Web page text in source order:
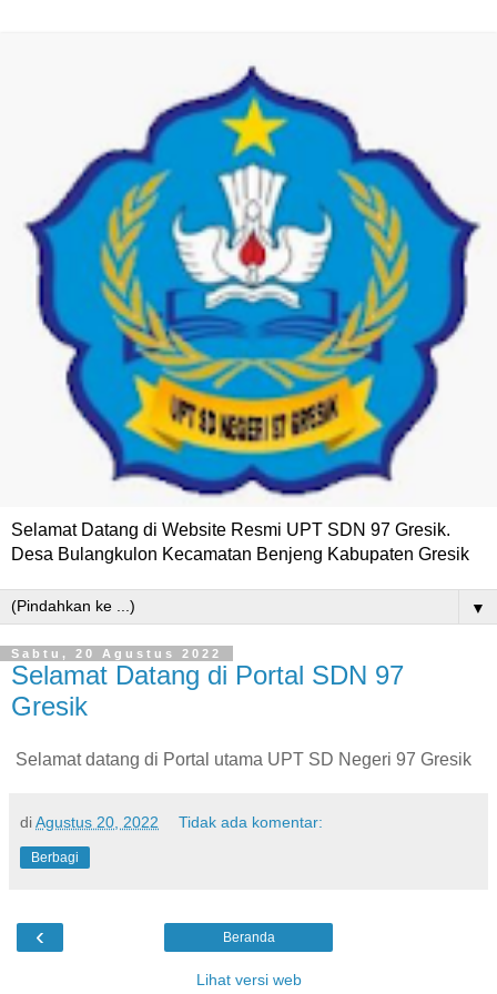
Selamat Datang di Website Resmi UPT SDN 97 Gresik.
Desa Bulangkulon Kecamatan Benjeng Kabupaten Gresik
▼
Sabtu, 20 Agustus 2022
Selamat Datang di Portal SDN 97
Gresik
Selamat datang di Portal utama UPT SD Negeri 97 Gresik
diAgustus 20, 2022 Tidak ada komentar:
Berbagi
‹ Beranda
Lihat versi web